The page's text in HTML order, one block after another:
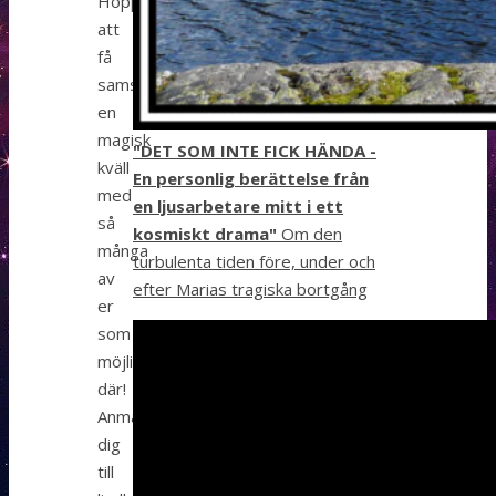
att
få
samskapa
en
magisk
kväll
med
så
många
av
er
som
möjligt
där!
Anmäl
dig
till
"DET SOM INTE FICK HÄNDA -
En personlig berättelse från
en ljusarbetare mitt i ett
kosmiskt drama" Om den
turbulenta tiden före, under och
efter Marias tragiska bortgång